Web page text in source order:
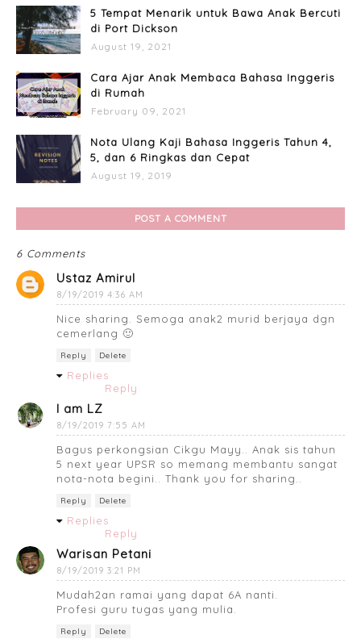
5 Tempat Menarik untuk Bawa Anak Bercuti
di Port Dickson
August 19, 2021
Cara Ajar Anak Membaca Bahasa Inggeris
di Rumah
February 09, 2021
Nota Ulang Kaji Bahasa Inggeris Tahun 4,
5, dan 6 Ringkas dan Cepat
August 19, 2019
POST A COMMENT
6 Comments
Ustaz Amirul
8/19/2019 4:36 AM
Nice sharing. Semoga anak2 murid berjaya dgn
cemerlang 🙂
Reply Delete
Replies
Reply
I am LZ
8/19/2019 7:55 AM
Bagus perkongsian Cikgu Mayy.. Anak sis tahun
5 next year UPSR so memang membantu sangat
nota-nota begini.. Thank you for sharing..
Reply Delete
Replies
Reply
Warisan Petani
8/19/2019 3:21 PM
Mudah2an ramai yang dapat 6A nanti.
Profesi guru tugas yang mulia.
Reply Delete